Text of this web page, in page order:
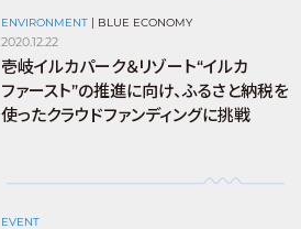
ENVIRONMENT BLUE ECONOMY
2020.12.22
壱岐イルカパーク＆リゾート“イルカ
ファースト”の推進に向け、ふるさと納税を
使ったクラウドファンディングに挑戦
EVENT